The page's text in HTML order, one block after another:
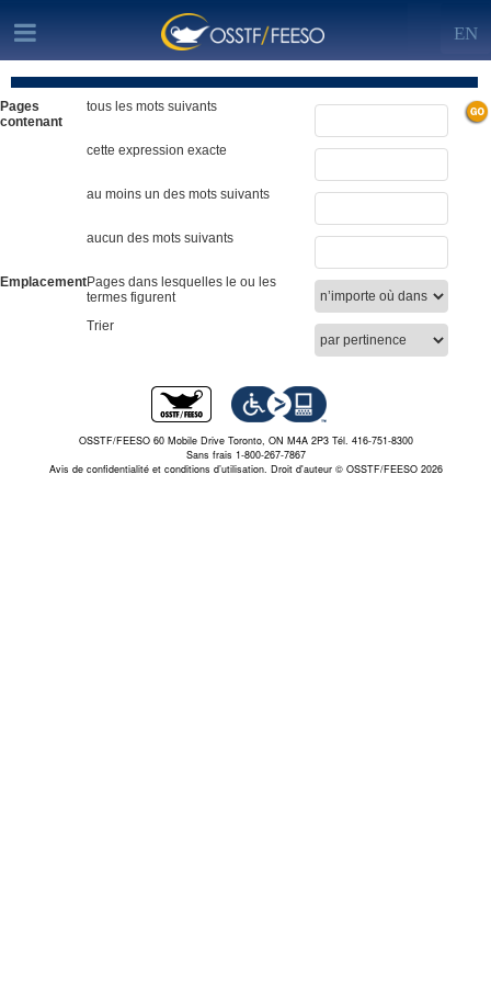
EN
Pages
contenant
tous les mots suivants
cette expression exacte
au moins un des mots suivants
aucun des mots suivants
EmplacementPages dans lesquelles le ou les
termes figurent
Trier
OSSTF/FEESO 60 Mobile Drive Toronto, ON M4A 2P3 Tél. 416-751-8300
Sans frais 1-800-267-7867
Avis de confidentialité et conditions d’utilisation. Droit d'auteur © OSSTF/FEESO 2026